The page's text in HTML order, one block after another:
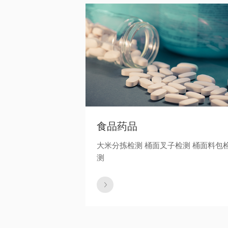
食品药品
大米分拣检测 桶面叉子检测 桶面料包
测